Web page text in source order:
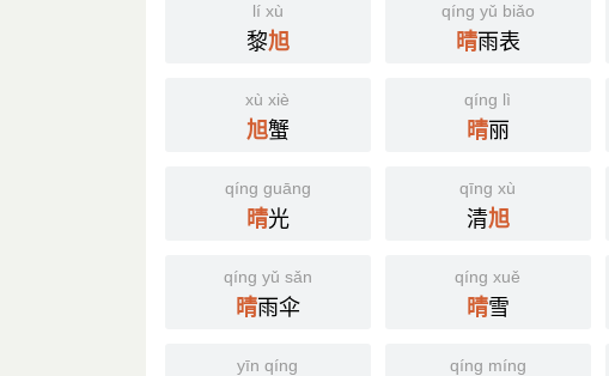
lí xù
黎旭
qíng yǔ biǎo
晴雨表
xù xiè
旭蟹
qíng lì
晴丽
qíng guāng
晴光
qīng xù
清旭
qíng yǔ sǎn
晴雨伞
qíng xuě
晴雪
yīn qíng qíng míng